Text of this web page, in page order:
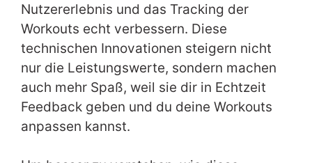
Nutzererlebnis und das Tracking der
Workouts echt verbessern. Diese
technischen Innovationen steigern nicht
nur die Leistungswerte, sondern machen
auch mehr Spaß, weil sie dir in Echtzeit
Feedback geben und du deine Workouts
anpassen kannst.